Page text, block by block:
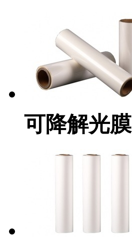
可降解光膜